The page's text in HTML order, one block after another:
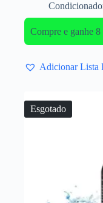
Compre e ganhe 8
Adicionar Lista
Esgotado